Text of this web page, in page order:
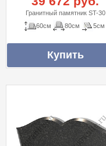
Гранитный памятник ST-30
60см
80см 5см